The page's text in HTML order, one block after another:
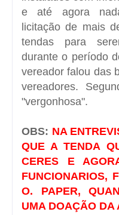
e até agora
licitação de mais
tendas para
durante o período
vereador falou das
vereadores.
"vergonhosa".
OBS: NA
QUE A TENDA
CERES E
FUNCIONARIOS,
O. PAPER,
UMA DOAÇÃO DA